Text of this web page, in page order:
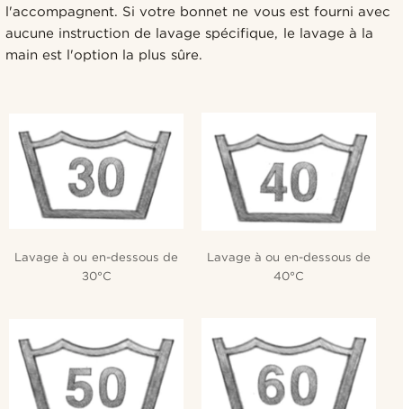
l'accompagnent. Si votre bonnet ne vous est fourni avec
aucune instruction de lavage spécifique, le lavage à la
main est l'option la plus sûre.
Lavage à ou en-dessous de
30°C
Lavage à ou en-dessous de
40°C